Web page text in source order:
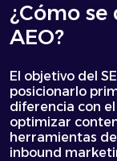
¿Cómo se
AEO?
El objetivo del
posicionarlo
diferencia con el
optimizar
herramientas
inbound